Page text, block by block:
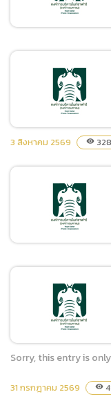
ดิน จำนวน ๑๘ รายการ โดย
วิธีเฉพาะเจาะจง
ประกาศผู้ชนะการเสนอราค
จ้างจัดกิจกรรมวันแม่แห่ง
ชาติ ประจำปี 2569 โดยวิธี
เฉพาะเจาเจาะ
จัดซื้อจัดจ้าง ประจำ
ปีงบประมาณ พ.ศ.2569 จ้
จัดกิจกรรมสร้างกระแสการ
ท่องเที่ยวไนท์ซาฟารี นอก
3 สิงหาคม 2569 visibility 328
ประกาศผู้ชนะการเสนอราค
จ้างจัดกิจกรรมส่งเสริมกา
ท่องเที่ยวด้านสุขภาพ โดย
เฉพาะเจาะจง
(ภาษาไทย) ประกาศผู้ชนะ
Sorry, this entry is
31 กรกฎาคม 2569 visibility